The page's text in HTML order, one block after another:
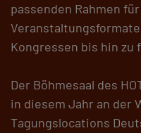
passenden Rahmen
Kongressen bis hin zu
Der Böhmesaal des
in diesem Jahr an der
Tagungslocations